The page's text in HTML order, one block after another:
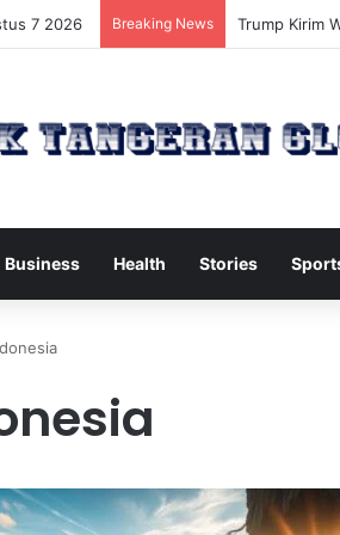
7 2026 Breaking News Trump Kirim
Business Health Stories